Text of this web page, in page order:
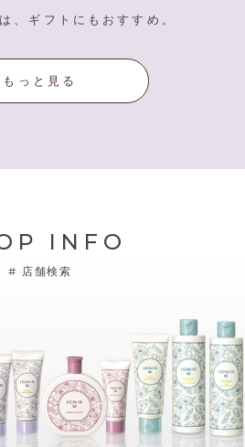
、ギフトにもおすすめ。
もっと見る
INFO
# 店舗検索